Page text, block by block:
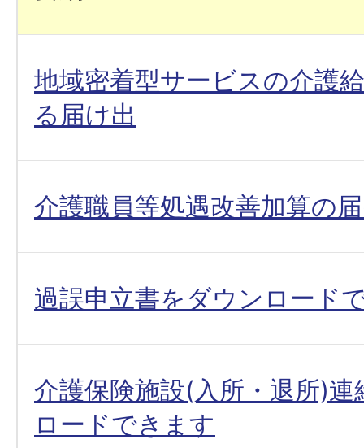
地域密着型サービスの介護
る届け出
介護職員等処遇改善加算の
過誤申立書をダウンロード
介護保険施設(入所・退所)
ロードできます